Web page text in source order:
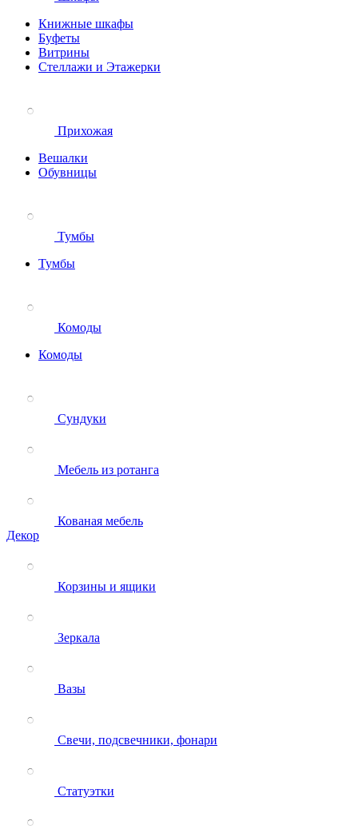
Книжные шкафы
Буфеты
Витрины
Стеллажи и Этажерки
Прихожая
Вешалки
Обувницы
Тумбы
Тумбы
Комоды
Комоды
Сундуки
Мебель из ротанга
Кованая мебель
Декор
Корзины и ящики
Зеркала
Вазы
Свечи, подсвечники, фонари
Статуэтки